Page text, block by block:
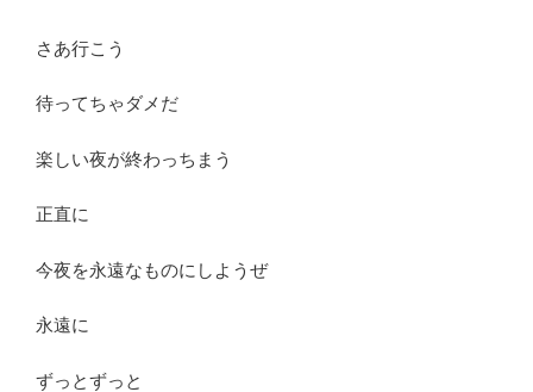
さあ行こう
待ってちゃダメだ
楽しい夜が終わっちまう
正直に
今夜を永遠なものにしようぜ
永遠に
ずっとずっと